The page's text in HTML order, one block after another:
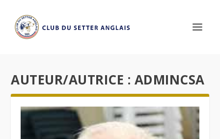
AUTEUR/AUTRICE : ADMINCSA